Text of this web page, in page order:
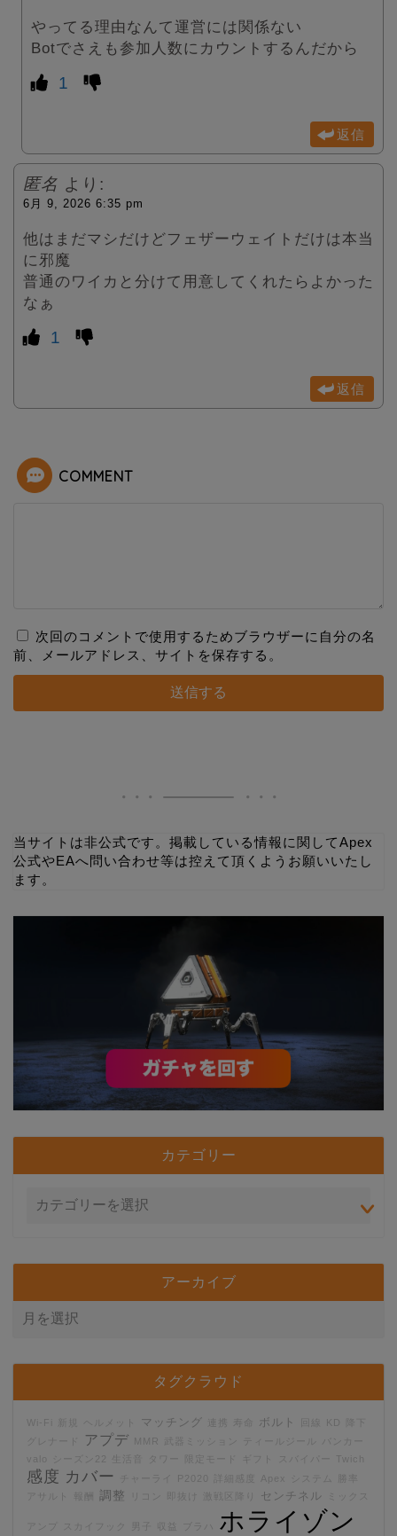
やってる理由なんて運営には関係ない
Botでさえも参加人数にカウントするんだから
1
返信
匿名 より:
6月 9, 2026 6:35 pm
他はまだマシだけどフェザーウェイトだけは本当
に邪魔
普通のワイカと分けて用意してくれたらよかった
なぁ
1
返信
COMMENT
次回のコメントで使用するためブラウザーに自分の名
前、メールアドレス、サイトを保存する。
当サイトは非公式です。掲載している情報に関してApex
公式やEAへ問い合わせ等は控えて頂くようお願いいたし
ます。
カテゴリー
アーカイブ
タグクラウド
Wi-Fi マッチング ボルト 回線 KD
アプデ MMR
valo
生活音 タワー 限定モード ギフト Twich
感度 カバー チャーライ P2020 Apex
調整 即抜け センチネル
収益 ブラハ ホライゾン